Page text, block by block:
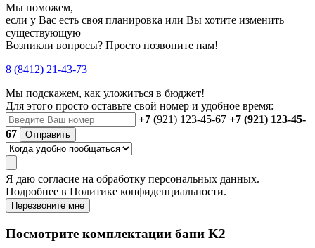
Мы поможем,
если у Вас есть своя планировка или Вы хотите изменить
существующую
Возникли вопросы? Просто позвоните нам!
8 (8412) 21-43-73
Мы подскажем, как уложиться в бюджет!
Для этого просто оставьте свой номер и удобное время:
+7 (921) 123-45-67 +7 (921) 123-45-
67
Отправить
Я даю согласие на обработку персональных данных.
Подробнее в Политике конфиденциальности.
Перезвоните мне
Посмотрите комплектации бани K2